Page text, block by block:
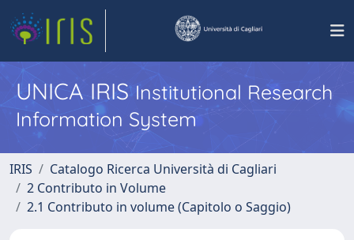
UNICA IRISInstitutional Research
Information System
IRIS
Catalogo Ricerca Università di Cagliari
2 Contributo in Volume
2.1 Contributo in volume (Capitolo o Saggio)